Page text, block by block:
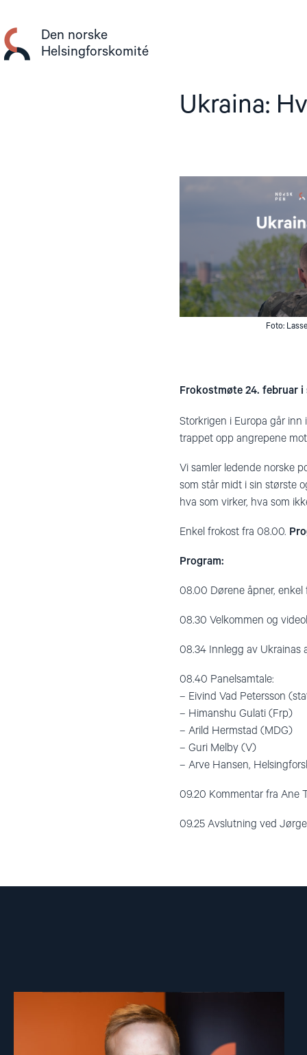
innhold
Den norske
Helsingforskomité
Ukraina:
Foto:
Frokostmøte 24. februar i
Storkrigen i Europa går
trappet opp angrepene
Vi samler ledende norske
som står midt i sin største
hva som virker, hva som
Enkel frokost fra 08.00.
Program:
08.00 Dørene åpner,
08.30 Velkommen og
08.34 Innlegg av Ukrainas
08.40 Panelsamtale:
– Eivind Vad Petersson
– Himanshu Gulati (Frp)
– Arild Hermstad (MDG)
– Guri Melby (V)
– Arve Hansen,
09.20 Kommentar fra Ane
09.25 Avslutning ved
article
"Arve
Hansen"